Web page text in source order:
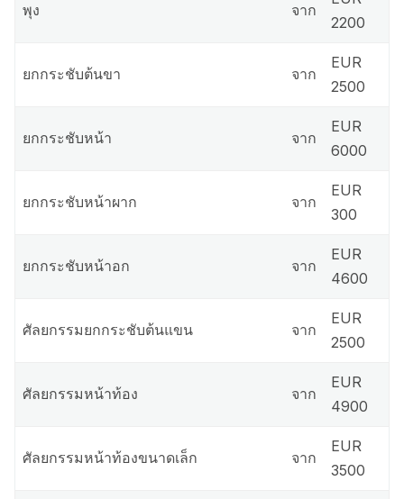
พุง จาก
2200
ยกกระชับต้นขา จาก
EUR
2500
ยกกระชับหน้า จาก
EUR
6000
ยกกระชับหน้าผาก จาก
EUR
300
ยกกระชับหน้าอก จาก
EUR
4600
ศัลยกรรมยกกระชับต้นแขน จาก
EUR
2500
ศัลยกรรมหน้าท้อง จาก
EUR
4900
ศัลยกรรมหน้าท้องขนาดเล็ก จาก
EUR
3500